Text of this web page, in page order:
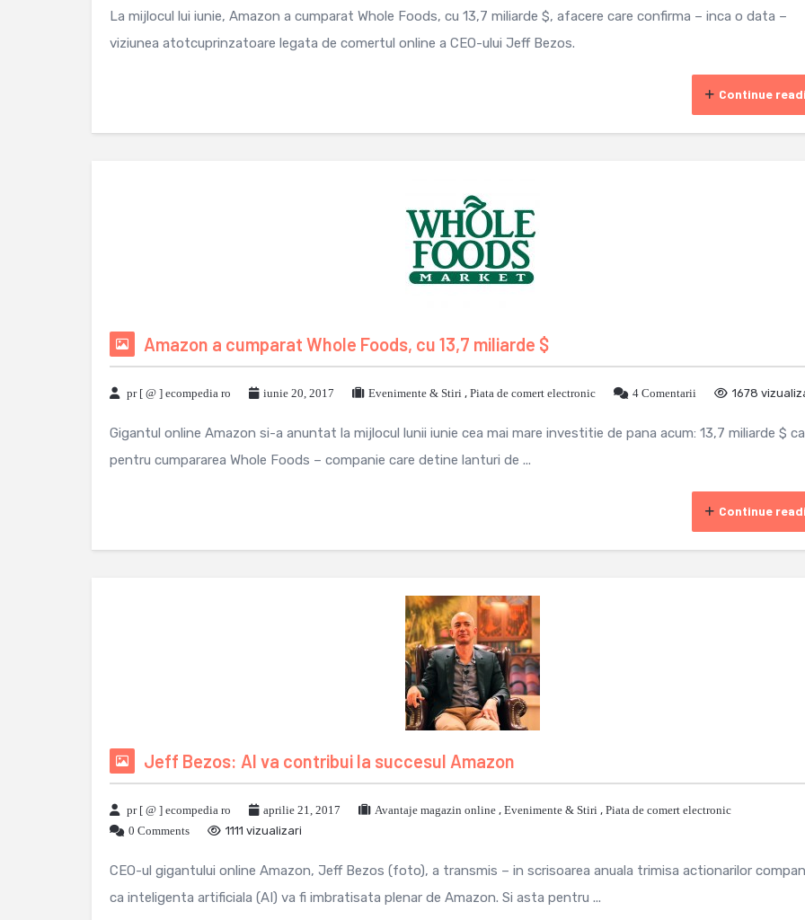
La mijlocul lui iunie, Amazon a cumparat Whole Foods, cu 13,7 miliarde $, afacere care confirma – inca o data –
viziunea atotcuprinzatoare legata de comertul online a CEO-ului Jeff Bezos.
Continue
Amazon a cumparat Whole Foods, cu 13,7 miliarde $
pr [ @ ] ecompedia ro iunie 20, 2017 Evenimente & Stiri , Piata de comert electronic 4 Comentarii 1678
Gigantul online Amazon si-a anuntat la mijlocul lunii iunie cea mai mare investitie de pana acum: 13,7 miliarde $
pentru cumpararea Whole Foods – companie care detine lanturi de ...
Continue
Jeff Bezos: AI va contribui la succesul Amazon
pr [ @ ] ecompedia ro aprilie 21, 2017 Avantaje magazin online , Evenimente & Stiri , Piata de comert electronic
0 Comments
1111 vizualizari
CEO-ul gigantului online Amazon, Jeff Bezos (foto), a transmis – in scrisoarea anuala trimisa actionarilor
ca inteligenta artificiala (AI) va fi imbratisata plenar de Amazon. Si asta pentru ...